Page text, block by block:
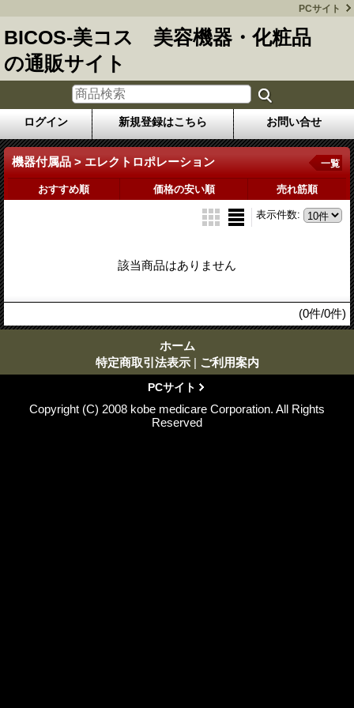
PCサイト
BICOS-美コス 美容機器・化粧品
の通販サイト
ログイン 新規登録はこちら お問い合せ
機器付属品 > エレクトロポレーション 一覧
おすすめ順 価格の安い順 売れ筋順
表示件数:
該当商品はありません
(0件/0件)
ホーム
特定商取引法表示 | ご利用案内
PCサイト
Copyright (C) 2008 kobe medicare Corporation. All Rights
Reserved